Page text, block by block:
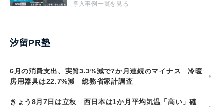
導入事例一覧を見る
汐留PR塾
6月の消費支出、実質3.3%減で7か月連続のマイナス 冷暖
房用器具は22.7%減 総務省家計調査
きょう8月7日は立秋 西日本は1か月平均気温「高い」確